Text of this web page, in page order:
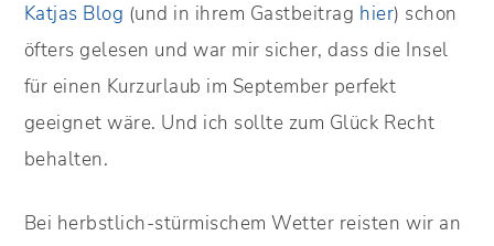
Katjas Blog (und in ihrem Gastbeitrag hier) schon
öfters gelesen und war mir sicher, dass die Insel
für einen Kurzurlaub im September perfekt
geeignet wäre. Und ich sollte zum Glück Recht
behalten.
Bei herbstlich-stürmischem Wetter reisten wir an